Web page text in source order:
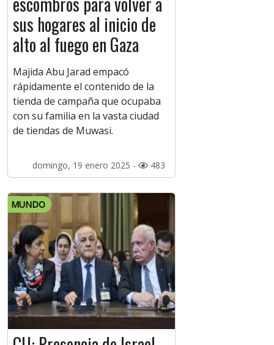
sus hogares al inicio de
alto al fuego en Gaza
Majida Abu Jarad empacó
rápidamente el contenido de la
tienda de campaña que ocupaba
con su familia en la vasta ciudad
de tiendas de Muwasi.
domingo, 19 enero 2025 - 483
MUNDO